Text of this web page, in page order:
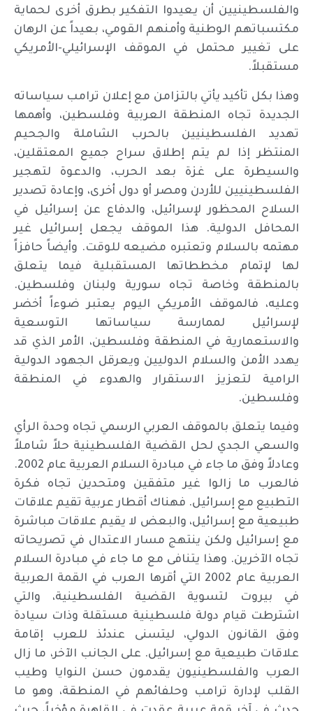
والفلسطينيين أن يعيدوا التفكير بطرق أخرى لحماية
مكتسباتهم الوطنية وأمنهم القومي، بعيداً عن الرهان
على تغيير محتمل في الموقف الإسرائيلي-الأمريكي
مستقبلاً.
وهذا بكل تأكيد يأتي بالتزامن مع إعلان ترامب سياساته
الجديدة تجاه المنطقة العربية وفلسطين، وأهمها
تهديد الفلسطينيين بالحرب الشاملة والجحيم
المنتظر إذا لم يتم إطلاق سراح جميع المعتقلين،
والسيطرة على غزة بعد الحرب، والدعوة لتهجير
الفلسطينيين للأردن ومصر أو دول أخرى، وإعادة تصدير
السلاح المحظور لإسرائيل، والدفاع عن إسرائيل في
المحافل الدولية. هذا الموقف يجعل إسرائيل غير
مهتمه بالسلام وتعتبره مضيعه للوقت. وأيضاً حافزاً
لها لإتمام مخططاتها المستقبلية فيما يتعلق
بالمنطقة وخاصة تجاه سورية ولبنان وفلسطين.
وعليه، فالموقف الأمريكي اليوم يعتبر ضوءاً أخضر
لإسرائيل لممارسة سياساتها التوسعية
والاستعمارية في المنطقة وفلسطين، الأمر الذي قد
يهدد الأمن والسلام الدوليين ويعرقل الجهود الدولية
الرامية لتعزيز الاستقرار والهدوء في المنطقة
وفلسطين.
وفيما يتعلق بالموقف العربي الرسمي تجاه وحدة الرأي
والسعي الجدي لحل القضية الفلسطينية حلاً شاملاً
وعادلاً وفق ما جاء في مبادرة السلام العربية عام 2002.
فالعرب ما زالوا غير متفقين ومتحدين تجاه فكرة
التطبيع مع إسرائيل. فهناك أقطار عربية تقيم علاقات
طبيعية مع إسرائيل، والبعض لا يقيم علاقات مباشرة
مع إسرائيل ولكن ينتهج مسار الاعتدال في تصريحاته
تجاه الآخرين. وهذا يتنافى مع ما جاء في مبادرة السلام
العربية عام 2002 التي أقرها العرب في القمة العربية
في بيروت لتسوية القضية الفلسطينية، والتي
اشترطت قيام دولة فلسطينية مستقلة وذات سيادة
وفق القانون الدولي، ليتسنى عندئذ للعرب إقامة
علاقات طبيعية مع إسرائيل. على الجانب الآخر، ما زال
العرب والفلسطينيون يقدمون حسن النوايا وطيب
القلب لإدارة ترامب وحلفائهم في المنطقة، وهو ما